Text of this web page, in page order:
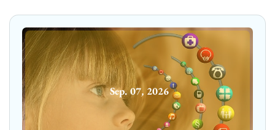
Sep. 07, 2026